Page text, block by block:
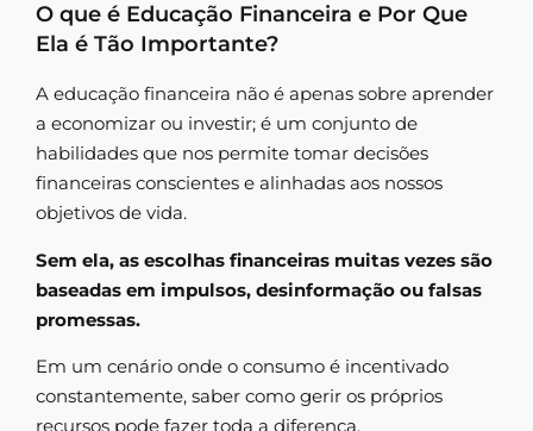
O que é Educação Financeira e Por Que
Ela é Tão Importante?
A educação financeira não é apenas sobre aprender
a economizar ou investir; é um conjunto de
habilidades que nos permite tomar decisões
financeiras conscientes e alinhadas aos nossos
objetivos de vida.
Sem ela, as escolhas financeiras muitas vezes são
baseadas em impulsos, desinformação ou falsas
promessas.
Em um cenário onde o consumo é incentivado
constantemente, saber como gerir os próprios
recursos pode fazer toda a diferença.